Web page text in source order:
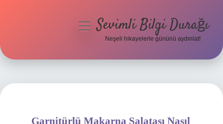
menüyüSevimli Bilgi Durağı
Neşeli hikayelerle gününü aydınlat!
Garnitürlü Makarna Salatası Nasıl